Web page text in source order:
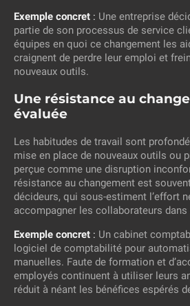
Exemple concret : Une entreprise
partie de son processus de service
équipes en quoi ce changement les
craignent de perdre leur emploi et
nouveaux outils.
Une résistance au
évaluée
Les habitudes de travail sont
mise en place de nouveaux outils ou
perçue comme une disruption
résistance au changement est
décideurs, qui sous-estiment l’effort
accompagner les collaborateurs
Exemple concret : Un cabinet
logiciel de comptabilité pour
manuelles. Faute de formation et
employés continuent à utiliser leurs
réduit à néant les bénéfices espérés